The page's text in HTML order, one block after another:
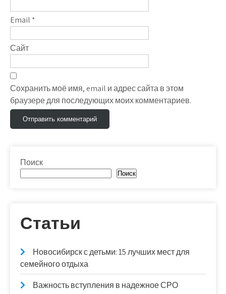
Email *
Сайт
Сохранить моё имя, email и адрес сайта в этом
браузере для последующих моих комментариев.
Поиск
Поиск
Статьи
Новосибирск с детьми: 15 лучших мест для
семейного отдыха
Важность вступления в надежное СРО